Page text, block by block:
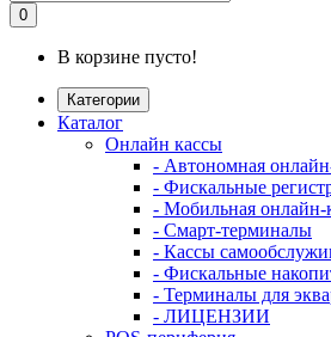
0
В корзине пусто!
Категории
Каталог
Онлайн кассы
- Автономная
- Фискальные
- Мобильная онлайн-
- Смарт-терминалы
- Кассы
- Фискальные
- Терминалы для
- ЛИЦЕНЗИИ